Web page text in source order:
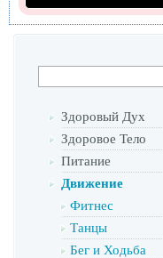
Здоровый Дух
Здоровое Тело
Питание
Движение
Фитнес
Танцы
Бег и Ходьба